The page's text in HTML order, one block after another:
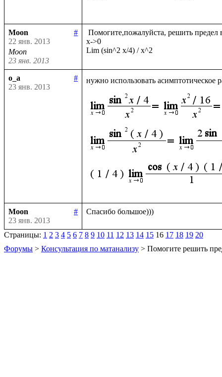
Moon
#
22 янв. 2013
Moon
23 янв. 2013
х->0
o_a
#
23 янв. 2013
нужно использовать асимптотическое
Moon
#
23 янв. 2013
Страницы: 1 2 3 4 5 6 7 8 9 10 11 12 13 14 15 16 17 18 19 20
Форумы > Консультация по матанализу > Помогите решить